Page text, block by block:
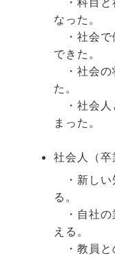
なった。
・社会で
できた。
・社会の
た。
・社会人
まった。
社会人（卒
・新しい
る。
・自社の
える。
・教員と